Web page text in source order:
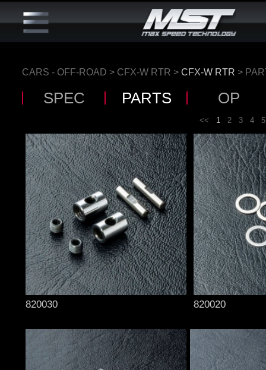
CARS - OFF-ROAD > CFX-W RTR > CFX-W RTR >
SPEC PARTS OP
<< 1 2 3 4 5
820030 820020